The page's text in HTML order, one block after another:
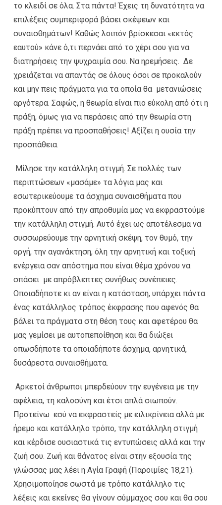
το κλειδί σε όλα. Στα πάντα! Έχεις τη δυνατότητα να
επιλέξεις συμπεριφορά βάσει σκέψεων και
συναισθημάτων! Καθώς λοιπόν βρίσκεσαι «εκτός
εαυτού» κάνε ό,τι περνάει από το χέρι σου για να
διατηρήσεις την ψυχραιμία σου. Να ηρεμήσεις. Δε
χρειάζεται να απαντάς σε όλους όσοι σε προκαλούν
και μην πεις πράγματα για τα οποία θα μετανιώσεις
αργότερα. Σαφώς, η θεωρία είναι πιο εύκολη από ότι η
πράξη, όμως για να περάσεις από την θεωρία στη
πράξη πρέπει να προσπαθήσεις! Αξίζει η ουσία την
προσπάθεια.
Μίλησε την κατάλληλη στιγμή. Σε πολλές των
περιπτώσεων «μασάμε» τα λόγια μας και
εσωτερικεύουμε τα άσχημα συναισθήματα που
προκύπτουν από την απροθυμία μας να εκφραστούμε
την κατάλληλη στιγμή. Αυτό έχει ως αποτέλεσμα να
συσσωρεύουμε την αρνητική σκέψη, τον θυμό, την
οργή, την αγανάκτηση, όλη την αρνητική και τοξική
ενέργεια σαν απόστημα που είναι θέμα χρόνου να
σπάσει με απρόβλεπτες συνήθως συνέπειες.
Οποιαδήποτε κι αν είναι η κατάσταση, υπάρχει πάντα
ένας κατάλληλος τρόπος έκφρασης που αφενός θα
βάλει τα πράγματα στη θέση τους και αφετέρου θα
μας γεμίσει με αυτοπεποίθηση και θα διώξει
οπωσδήποτε τα οποιαδήποτε άσχημα, αρνητικά,
δυσάρεστα συναισθήματα.
Αρκετοί άνθρωποι μπερδεύουν την ευγένεια με την
αφέλεια, τη καλοσύνη και έτσι απλά σιωπούν.
Προτείνω εσύ να εκφραστείς με ειλικρίνεια αλλά με
ήρεμο και κατάλληλο τρόπο, την κατάλληλη στιγμή
και κέρδισε ουσιαστικά τις εντυπώσεις αλλά και την
ζωή σου. Ζωή και θάνατος είναι στην εξουσία της
γλώσσας μας λέει η Αγία Γραφή (Παροιμίες 18,21).
Χρησιμοποίησε σωστά με τρόπο κατάλληλο τις
λέξεις και εκείνες θα γίνουν σύμμαχος σου και θα σου